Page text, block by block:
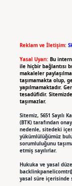
Reklam ve İletişim:
Yasal Uyarı: Bu
ile hiçbir bağlantısı
makaleler
taşımamakta olup,
yapılmamaktadır.
tesadüfidir.
taşımazlar.
Sitemiz, 5651 Sayılı
(BTK) tarafından
nedenle, sitedeki
yükümlülüğümüz
sorumluluğunu
etmiş sayılırlar.
Hukuka ve yasal
yasal süre içerisinde